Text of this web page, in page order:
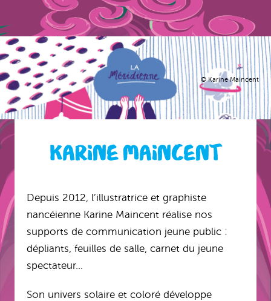
© Karine Maincent
KARINE MAINCENT
Depuis 2012, l’illustratrice et graphiste
nancéienne Karine Maincent réalise nos
supports de communication jeune public :
dépliants, feuilles de salle, carnet du jeune
spectateur…
Son univers solaire et coloré développe